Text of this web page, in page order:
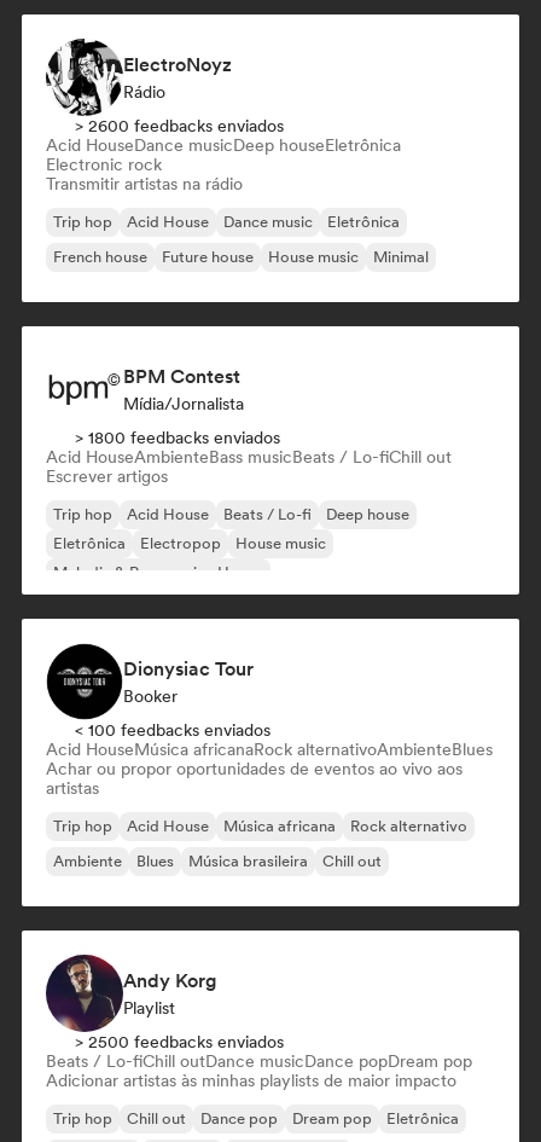
ElectroNoyz
Rádio
> 2600 feedbacks enviados
Acid HouseDance musicDeep houseEletrônica
Electronic rock
Transmitir artistas na rádio
Trip hop Acid House Dance music
Eletrônica
French house
Future house House music Minimal
BPM Contest
Mídia/Jornalista
> 1800 feedbacks enviados
Acid HouseAmbienteBass musicBeats / Lo-fiChill out
Escrever artigos
Trip hop Acid House Beats / Lo-fi
Deep house
Eletrônica
Electropop
House music
Melodic & Progressive House
Dionysiac Tour
Booker
< 100 feedbacks enviados
Acid HouseMúsica africanaRock alternativoAmbienteBlues
Achar ou propor oportunidades de eventos ao vivo aos
artistas
Trip hop Acid House Música africana
Rock alternativo
Ambiente
Blues Música brasileira Chill out
Andy Korg
Playlist
> 2500 feedbacks enviados
Beats / Lo-fiChill outDance musicDance popDream pop
Adicionar artistas às minhas playlists de maior impacto
Trip hop Chill out Dance pop Dream pop Eletrônica